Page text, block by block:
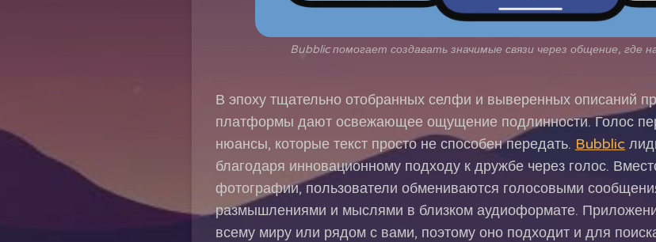
Bubblic помогает создавать значимые связи через общение, где
В эпоху тщательно отобранных селфи и выверенных описаний
платформы дают освежающее ощущение подлинности. Голос
нюансы, которые текст просто не способен передать. Bubblic
благодаря инновационному подходу к дружбе через голос.
фотографии, пользователи обмениваются голосовыми
размышлениями и мыслями в близком аудиоформате.
всему миру или рядом с вами, поэтому оно подходит и для